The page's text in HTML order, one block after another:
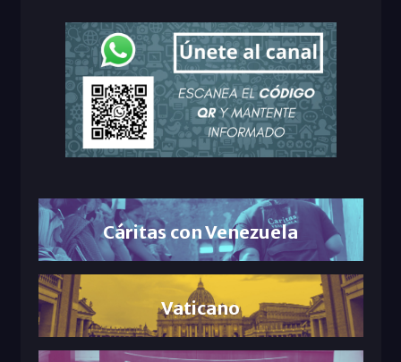
Cáritas con Venezuela
Vaticano